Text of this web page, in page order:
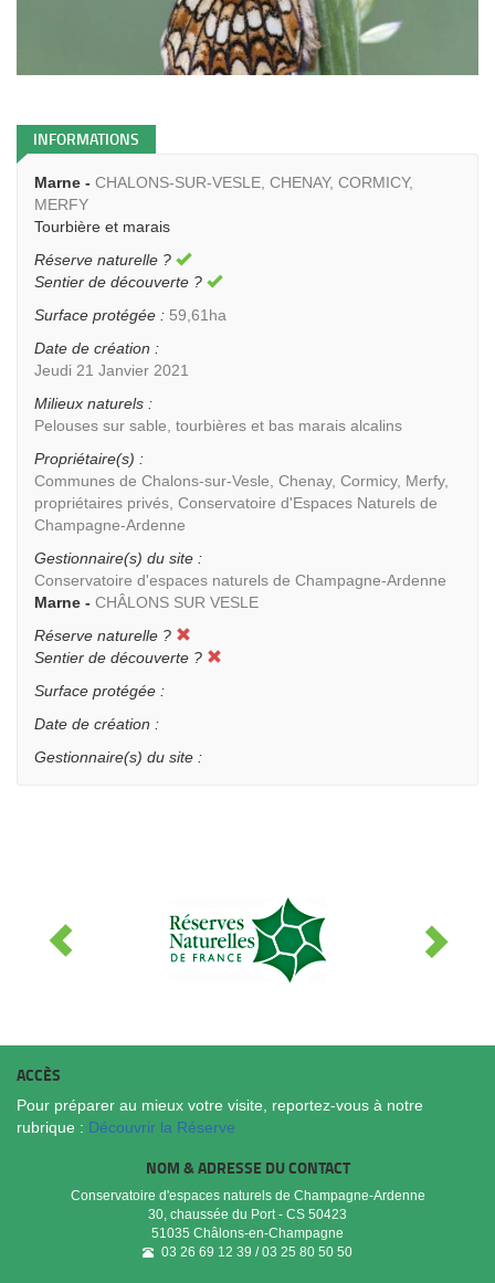
INFORMATIONS
Marne - CHALONS-SUR-VESLE, CHENAY, CORMICY,
MERFY
Tourbière et marais
Réserve naturelle ?
Sentier de découverte ?
Surface protégée : 59,61ha
Date de création :
Jeudi 21 Janvier 2021
Milieux naturels :
Pelouses sur sable, tourbières et bas marais alcalins
Propriétaire(s) :
Communes de Chalons-sur-Vesle, Chenay, Cormicy, Merfy,
propriétaires privés, Conservatoire d'Espaces Naturels de
Champagne-Ardenne
Gestionnaire(s) du site :
Conservatoire d'espaces naturels de Champagne-Ardenne
Marne - CHÂLONS SUR VESLE
Réserve naturelle ?
Sentier de découverte ?
Surface protégée :
Date de création :
Gestionnaire(s) du site :
ACCÈS
Pour préparer au mieux votre visite, reportez-vous à notre
rubrique : Découvrir la Réserve
NOM & ADRESSE DU CONTACT
Conservatoire d'espaces naturels de Champagne-Ardenne
30, chaussée du Port - CS 50423
51035 Châlons-en-Champagne
03 26 69 12 39 / 03 25 80 50 50